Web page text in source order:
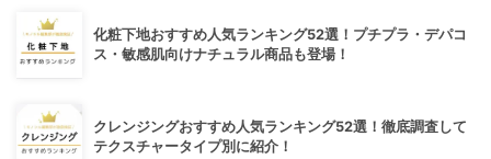
化粧下地おすすめ人気ランキング52選！プチプラ・デパコ
ス・敏感肌向けナチュラル商品も登場！
クレンジングおすすめ人気ランキング52選！徹底調査して
テクスチャータイプ別に紹介！